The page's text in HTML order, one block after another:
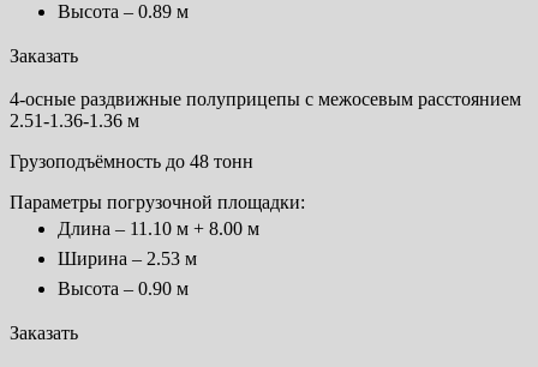
Высота – 0.89 м
Заказать
4-осные раздвижные полуприцепы с межосевым расстоянием
2.51-1.36-1.36 м
Грузоподъёмность до 48 тонн
Параметры погрузочной площадки:
Длина – 11.10 м + 8.00 м
Ширина – 2.53 м
Высота – 0.90 м
Заказать